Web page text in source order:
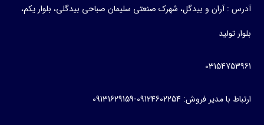
آدرس : آران و بیدگل، شهرک صنعتی سلیمان صباحی بیدگلی، بلوار یکم،
بلوار تولید
03154753961
ارتباط با مدیر فروش: 09124602254-09131629159